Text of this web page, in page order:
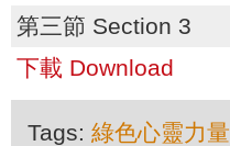
第三節 Section 3
下載 Download
Tags: 綠色心靈力量